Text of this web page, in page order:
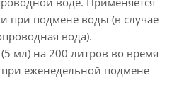
при подмене воды (в случае
вода).
мл) на 200 литров во время
при еженедельной подмене